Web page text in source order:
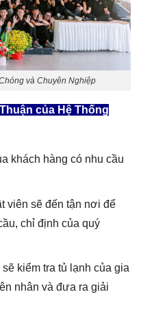
và Chuyên Nghiệp
của Hệ Thống
khách hàng có nhu cầu
viên sẽ đến tận nơi để
chỉ định của quý
kiểm tra tủ lạnh của gia
nhân và đưa ra giải